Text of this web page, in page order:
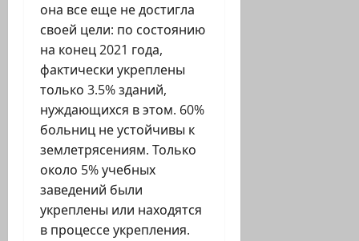
она все еще не достигла
своей цели: по состоянию
на конец 2021 года,
фактически укреплены
только 3.5% зданий,
нуждающихся в этом. 60%
больниц не устойчивы к
землетрясениям. Только
около 5% учебных
заведений были
укреплены или находятся
в процессе укрепления.